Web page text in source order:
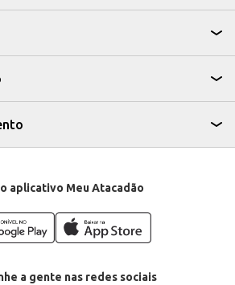
aplicativo Meu Atacadão
a gente nas redes sociais